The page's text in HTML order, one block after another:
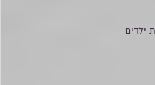
ילדים